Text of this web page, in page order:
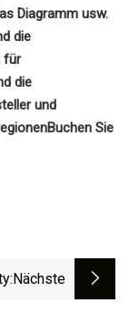
Diagramm usw.
die
für
die
und
Buchen Sie
:nächste